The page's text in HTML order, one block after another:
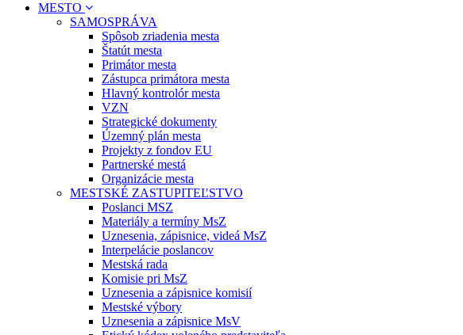
MESTO
SAMOSPRÁVA
Spôsob zriadenia mesta
Štatút mesta
Primátor mesta
Zástupca primátora mesta
Hlavný kontrolór mesta
VZN
Strategické dokumenty
Územný plán mesta
Projekty z fondov EU
Partnerské mestá
Organizácie mesta
MESTSKÉ ZASTUPITEĽSTVO
Poslanci MSZ
Materiály a termíny MsZ
Uznesenia, zápisnice, videá MsZ
Interpelácie poslancov
Mestská rada
Komisie pri MsZ
Uznesenia a zápisnice komisií
Mestské výbory
Uznesenia a zápisnice MsV